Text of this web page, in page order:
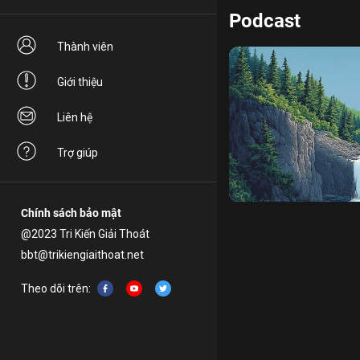
Thành viên
Giới thiệu
Liên hệ
Trợ giúp
Chính sách bảo mật
@2023 Tri Kiến Giải Thoát
bbt@trikiengiaithoat.net
Theo dõi trên:
Podcast
Suối Nguồn Tươi Trẻ